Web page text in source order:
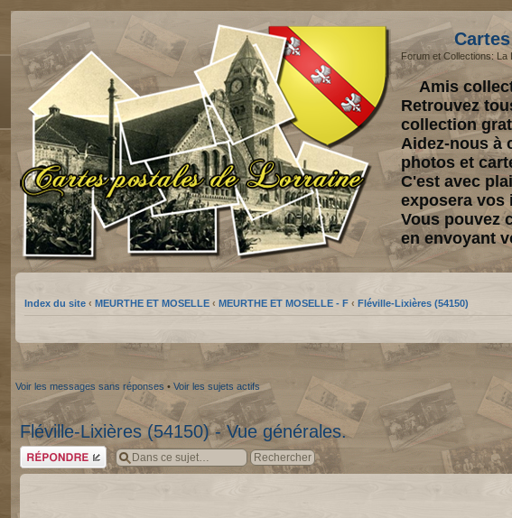
Forum et Collections: La
Amis
Retrouvez
collection
Aidez-nous à
photos et
C'est avec
exposera vos
Vous pouvez
en envoyant
Index du site ‹ MEURTHE ET MOSELLE ‹ MEURTHE ET MOSELLE - F ‹ Fléville-Lixières (54150)
Voir les messages sans réponses • Voir les sujets actifs
Fléville-Lixières (54150) - Vue générales.
Répondre